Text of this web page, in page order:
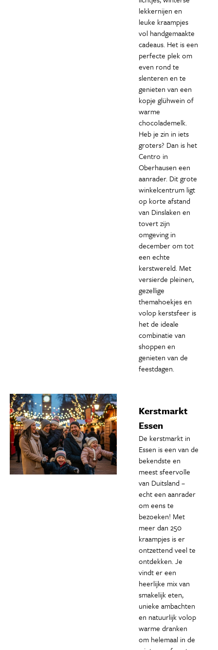
lekkernijen en
leuke kraampjes
vol handgemaakte
cadeaus. Het is een
perfecte plek om
even rond te
slenteren en te
genieten van een
kopje glühwein of
warme
chocolademelk.
Heb je zin in iets
groters? Dan is het
Centro in
Oberhausen een
aanrader. Dit grote
winkelcentrum ligt
op korte afstand
van Dinslaken en
tovert zijn
omgeving in
december om tot
een echte
kerstwereld. Met
versierde pleinen,
gezellige
themahoekjes en
volop kerstsfeer is
het de ideale
combinatie van
shoppen en
genieten van de
feestdagen.
Kerstmarkt
Essen
De kerstmarkt in
Essen is een van de
bekendste en
meest sfeervolle
van Duitsland –
echt een aanrader
om eens te
bezoeken! Met
meer dan 250
kraampjes is er
ontzettend veel te
ontdekken. Je
vindt er een
heerlijke mix van
smakelijk eten,
unieke ambachten
en natuurlijk volop
warme dranken
om helemaal in de